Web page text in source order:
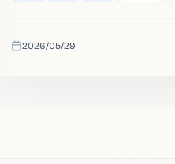
收录时间
2026/05/29